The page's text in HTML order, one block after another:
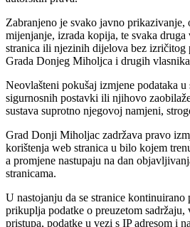
Zabranjeno je svako javno prikazivanje,
mijenjanje, izrada kopija, te svaka
stranica ili njezinih dijelova bez izričitog
Grada Donjeg Miholjca i drugih
Neovlašteni pokušaj izmjene podataka u
sigurnosnih postavki ili njihovo
sustava suprotno njegovoj namjeni,
Grad Donji Miholjac zadržava pravo
korištenja web stranica u bilo kojem
a promjene nastupaju na dan
stranicama.
U nastojanju da se stranice
prikuplja podatke o preuzetom sadržaju,
pristupa, podatke u vezi s IP adresom i